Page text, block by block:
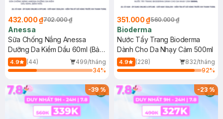
432.000 ₫702.000 ₫
Anessa
Sữa Chống Nắng Anessa
Dưỡng Da Kiềm Dầu 60ml (Bản
Mới)
4.9 (44)
499/tháng
34%
351.000 ₫560.000 ₫
Bioderma
Nước Tẩy Trang Bioderma
Dành Cho Da Nhạy Cảm 500ml
4.9 (228)
832/tháng
92%
-39% -23%